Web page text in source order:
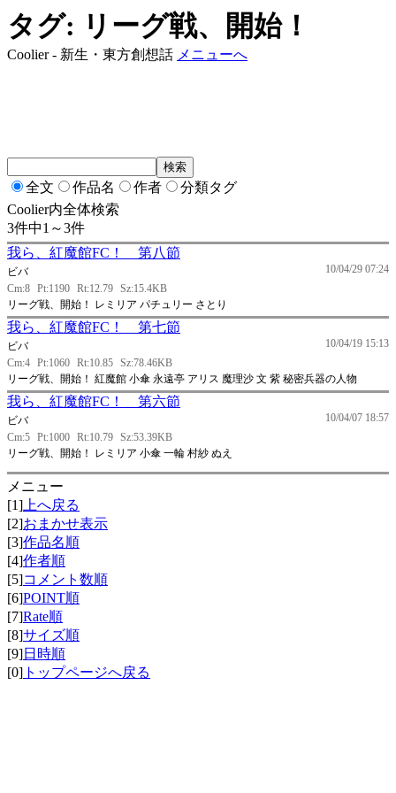
タグ: リーグ戦、開始！
Coolier - 新生・東方創想話 メニューへ
全文 作品名 作者
分類タグ
Coolier内全体検索
3件中1～3件
我ら、紅魔館FC！ 第八節
10/04/29 07:24
ビバ
Cm:8 Pt:1190 Rt:12.79 Sz:15.4KB
リーグ戦、開始！ レミリア パチュリー さとり
我ら、紅魔館FC！ 第七節
10/04/19 15:13
ビバ
Cm:4 Pt:1060 Rt:10.85 Sz:78.46KB
リーグ戦、開始！ 紅魔館 小傘 永遠亭 アリス 魔理沙 文 紫 秘密兵器の人物
我ら、紅魔館FC！ 第六節
10/04/07 18:57
ビバ
Cm:5 Pt:1000 Rt:10.79 Sz:53.39KB
リーグ戦、開始！ レミリア 小傘 一輪 村紗 ぬえ
メニュー
[1] 上へ戻る
[2]おまかせ表示
[3]作品名順
[4]作者順
[5]コメント数順
[6]POINT順
[7]Rate順
[8]サイズ順
[9]日時順
[0] トップページへ戻る